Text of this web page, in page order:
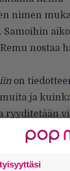
nimen
Samoihin
nostaa
on
ja
ryyditetään
ne
– ne